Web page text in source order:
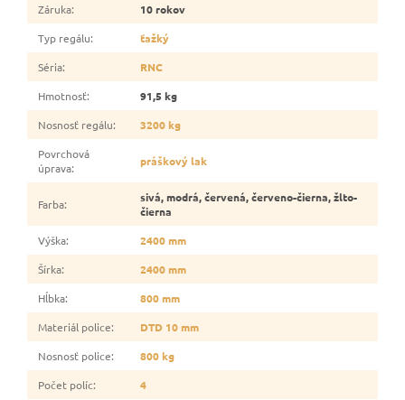
Záruka:
10 rokov
Typ regálu:
ťažký
Séria:
RNC
Hmotnosť:
91,5 kg
Nosnosť regálu:
3200 kg
Povrchová
úprava: práškový lak
Farba:
sivá, modrá, červená, červeno-čierna, žlto-
čierna
Výška:
2400 mm
Šírka:
2400 mm
Hĺbka:
800 mm
Materiál police:
DTD 10 mm
Nosnosť police:
800 kg
Počet políc: 4